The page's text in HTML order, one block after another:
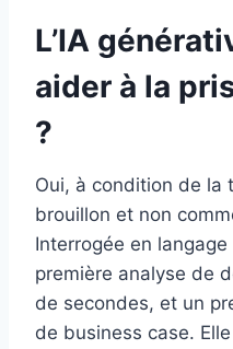
L’IA
aider à la
?
Oui, à condition de la
brouillon et non
Interrogée en
première analyse de
de secondes, et un
de business case.